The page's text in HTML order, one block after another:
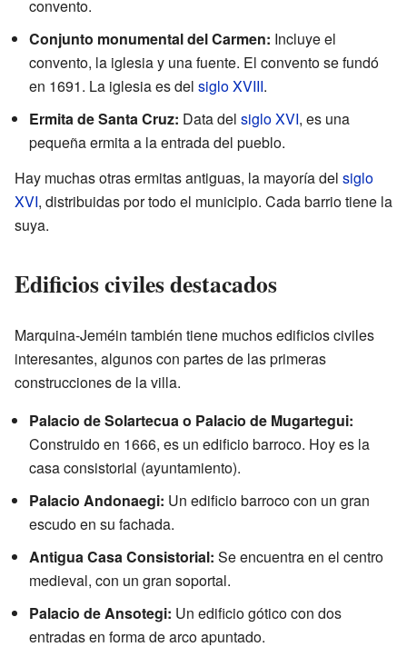
convento.
Conjunto monumental del Carmen: Incluye el
convento, la iglesia y una fuente. El convento se fundó
en 1691. La iglesia es del siglo XVIII.
Ermita de Santa Cruz: Data del siglo XVI, es una
pequeña ermita a la entrada del pueblo.
Hay muchas otras ermitas antiguas, la mayoría del siglo
XVI, distribuidas por todo el municipio. Cada barrio tiene la
suya.
Edificios civiles destacados
Marquina-Jeméin también tiene muchos edificios civiles
interesantes, algunos con partes de las primeras
construcciones de la villa.
Palacio de Solartecua o Palacio de Mugartegui:
Construido en 1666, es un edificio barroco. Hoy es la
casa consistorial (ayuntamiento).
Palacio Andonaegi: Un edificio barroco con un gran
escudo en su fachada.
Antigua Casa Consistorial: Se encuentra en el centro
medieval, con un gran soportal.
Palacio de Ansotegi: Un edificio gótico con dos
entradas en forma de arco apuntado.